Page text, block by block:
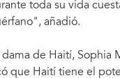
toda su vida
añadió.
de Haití,
que Haití tiene el